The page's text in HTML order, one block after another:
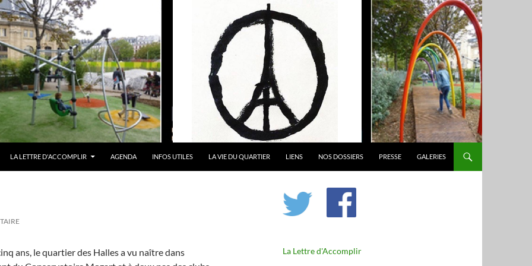
LA LETTRE D'ACCOMPLIR AGENDA INFOS UTILES LA VIE DU QUARTIER LIENS NOS DOSSIERS PRESSE GALERIES
ans, le quartier des Halles a vu naître dans
La Lettre d'Accomplir